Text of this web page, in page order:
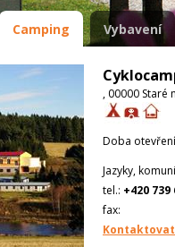
Camping Vybavení
, 00000
Doba
Jazyky,
tel.: +420 739
fax: